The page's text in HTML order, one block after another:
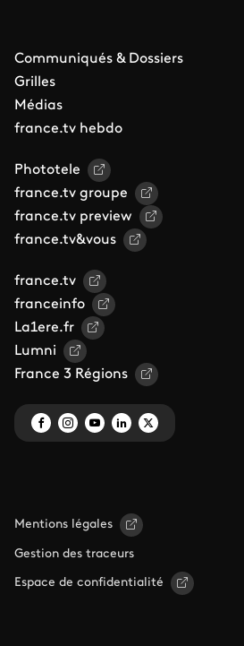
Communiqués & Dossiers
Grilles
Médias
france.tv hebdo
Phototele
france.tv groupe
france.tv preview
france.tv&vous
france.tv
franceinfo
La1ere.fr
Lumni
France 3 Régions
Mentions légales
Gestion des traceurs
Espace de confidentialité